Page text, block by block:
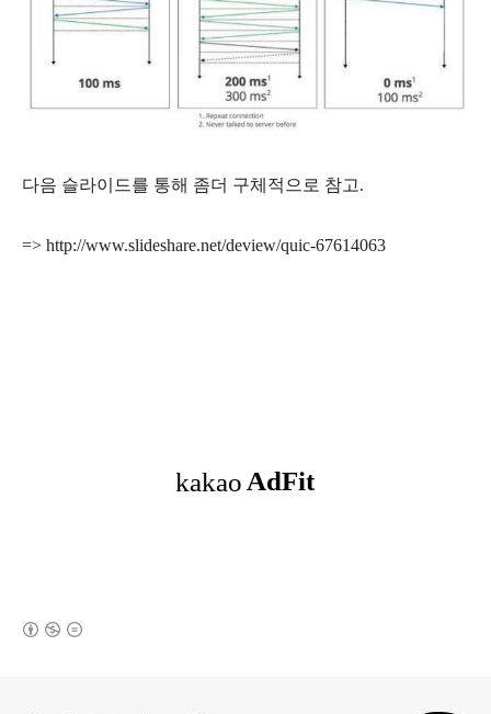
다음 슬라이드를 통해 좀더 구체적으로 참고.
=> http://www.slideshare.net/deview/quic-67614063